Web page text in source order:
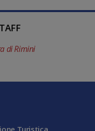
di Rimini
Turistica